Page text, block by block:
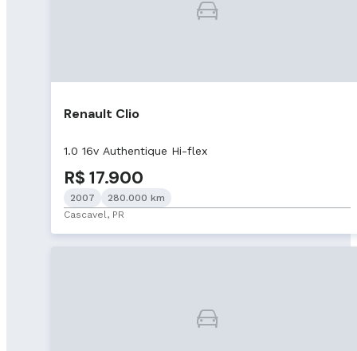
Renault Clio
1.0 16v Authentique Hi-flex
R$ 17.900
2007
280.000 km
Cascavel, PR